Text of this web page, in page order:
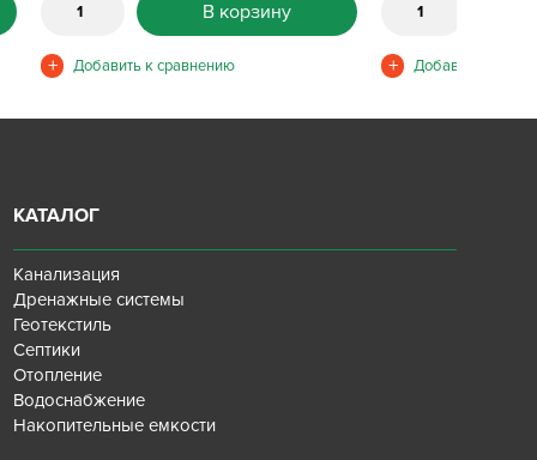
В корзину
КАТАЛОГ
Канализация
Дренажные системы
Геотекстиль
Септики
Отопление
Водоснабжение
Накопительные емкости